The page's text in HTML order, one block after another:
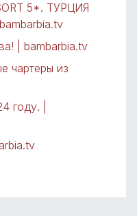
5*. ТУРЦИЯ
| bambarbia.tv
чартеры из
году. |